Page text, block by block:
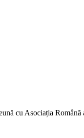
cu Asociația